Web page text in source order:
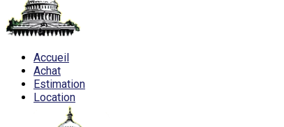
Accueil
Achat
Estimation
Location